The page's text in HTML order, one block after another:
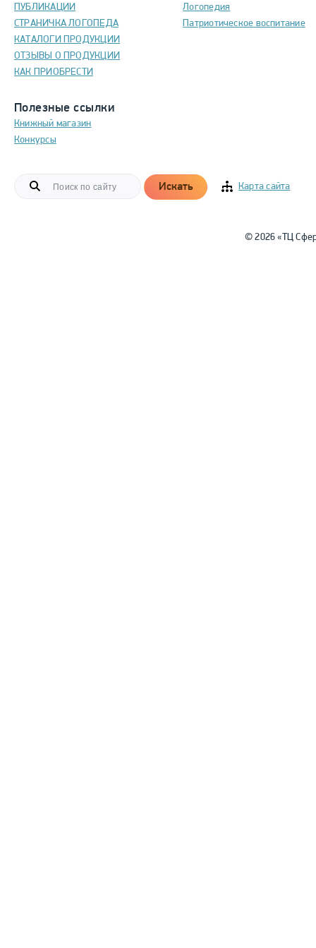
ПУБЛИКАЦИИ
СТРАНИЧКА ЛОГОПЕДА
КАТАЛОГИ ПРОДУКЦИИ
ОТЗЫВЫ О ПРОДУКЦИИ
КАК ПРИОБРЕСТИ
Полезные ссылки
Книжный магазин
Конкурсы
Логопедия
Патриотическое воспитание
Искать Карта сайта
© 2026 «ТЦ